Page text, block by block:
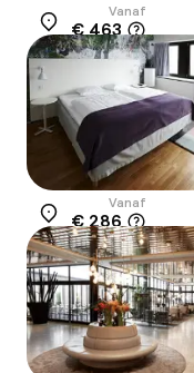
Locatie
Vanaf
€ 463
Locatie
Vanaf
€ 286